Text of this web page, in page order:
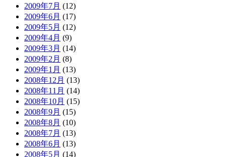
2009年7月 (12)
2009年6月 (17)
2009年5月 (12)
2009年4月 (9)
2009年3月 (14)
2009年2月 (8)
2009年1月 (13)
2008年12月 (13)
2008年11月 (14)
2008年10月 (15)
2008年9月 (15)
2008年8月 (10)
2008年7月 (13)
2008年6月 (13)
2008年5月 (14)